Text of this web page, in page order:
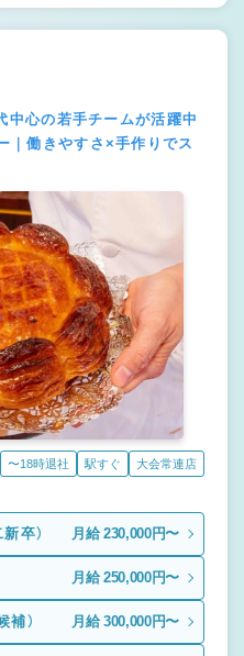
中心の若手チームが活躍中
｜働きやすさ×手作りでス
〜18時退社 駅すぐ 大会常連店
卒） 月給 230,000円〜
月給 250,000円〜
補） 月給 300,000円〜